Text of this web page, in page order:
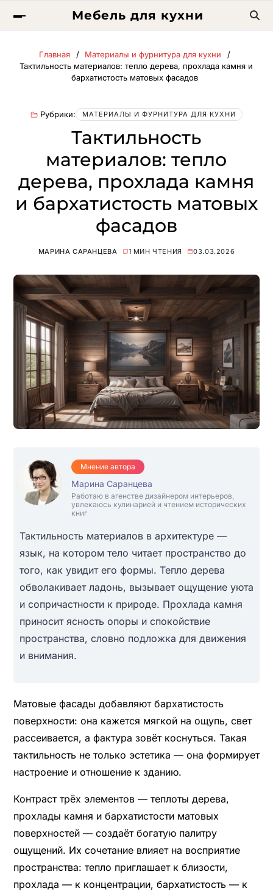
Мебель для кухни
Главная
Материалы и фурнитура для кухни
Тактильность материалов: тепло дерева, прохлада камня и
бархатистость матовых фасадов
Рубрики: МАТЕРИАЛЫ И ФУРНИТУРА ДЛЯ КУХНИ
Тактильность
материалов: тепло
дерева, прохлада камня
и бархатистость матовых
фасадов
МАРИНА САРАНЦЕВА 1 МИН ЧТЕНИЯ 03.03.2026
Мнение автора
Марина Саранцева
Работаю в агенстве дизайнером интерьеров,
увлекаюсь кулинарией и чтением исторических
книг
Тактильность материалов в архитектуре —
язык, на котором тело читает пространство до
того, как увидит его формы. Тепло дерева
обволакивает ладонь, вызывает ощущение уюта
и сопричастности к природе. Прохлада камня
приносит ясность опоры и спокойствие
пространства, словно подложка для движения
и внимания.
Матовые фасады добавляют бархатистость
поверхности: она кажется мягкой на ощупь, свет
рассеивается, а фактура зовёт коснуться. Такая
тактильность не только эстетика — она формирует
настроение и отношение к зданию.
Контраст трёх элементов — теплоты дерева,
прохлады камня и бархатистости матовых
поверхностей — создаёт богатую палитру
ощущений. Их сочетание влияет на восприятие
пространства: тепло приглашает к близости,
прохлада — к концентрации, бархатистость — к